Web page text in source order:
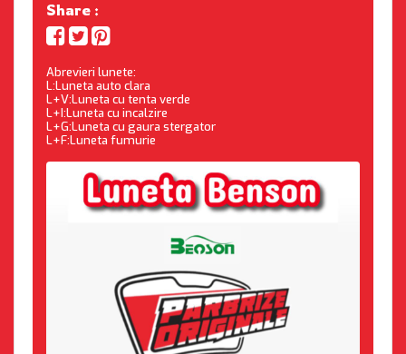
Share :
Abrevieri lunete:
L:Luneta auto clara
L+V:Luneta cu tenta verde
L+I:Luneta cu incalzire
L+G:Luneta cu gaura stergator
L+F:Luneta fumurie